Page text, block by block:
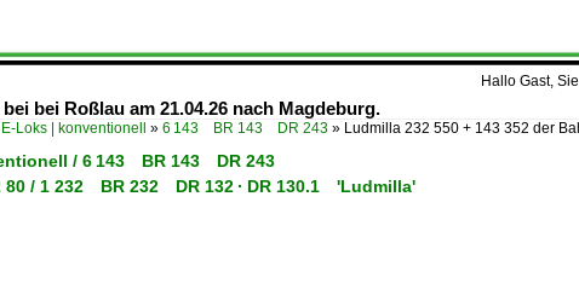
Hallo Gast,
bei Roßlau am 21.04.26 nach Magdeburg.
E-Loks | konventionell » 6 143 BR 143 DR 243 » Ludmilla 232 550 + 143 352 der
/ 6 143 BR 143 DR 243
80 / 1 232 BR 232 DR 132 · DR 130.1 'Ludmilla'